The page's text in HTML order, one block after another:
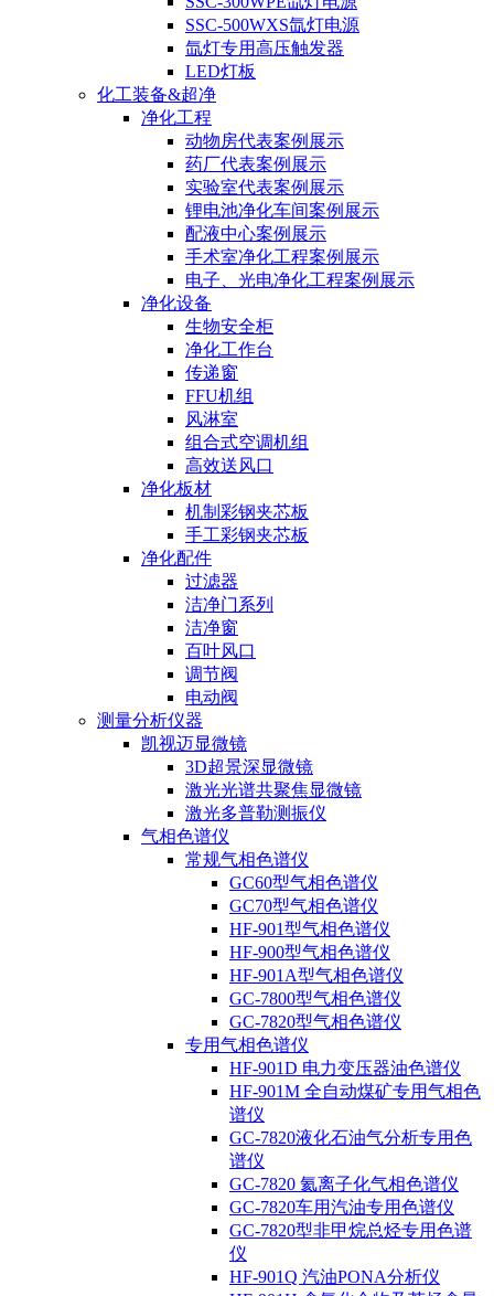
SSC-500WXS氙灯电源
氙灯专用高压触发器
LED灯板
化工装备&超净
净化工程
动物房代表案例展示
药厂代表案例展示
实验室代表案例展示
锂电池净化车间案例展示
配液中心案例展示
手术室净化工程案例展示
电子、光电净化工程案例展示
净化设备
生物安全柜
净化工作台
传递窗
FFU机组
风淋室
组合式空调机组
高效送风口
净化板材
机制彩钢夹芯板
手工彩钢夹芯板
净化配件
过滤器
洁净门系列
洁净窗
百叶风口
调节阀
电动阀
测量分析仪器
凯视迈显微镜
3D超景深显微镜
激光光谱共聚焦显微镜
激光多普勒测振仪
气相色谱仪
常规气相色谱仪
GC60型气相色谱仪
GC70型气相色谱仪
HF-901型气相色谱仪
HF-900型气相色谱仪
HF-901A型气相色谱仪
GC-7800型气相色谱仪
GC-7820型气相色谱仪
专用气相色谱仪
HF-901D 电力变压器油色谱仪
HF-901M 全自动煤矿专用气相色
谱仪
GC-7820液化石油气分析专用色
谱仪
GC-7820 氦离子化气相色谱仪
GC-7820车用汽油专用色谱仪
GC-7820型非甲烷总烃专用色谱
仪
HF-901Q 汽油PONA分析仪